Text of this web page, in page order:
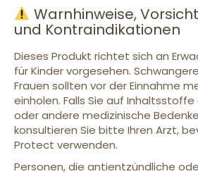
Warnhinweise,
und Kontraindikationen
Dieses Produkt richtet sich an
für Kinder vorgesehen.
Frauen sollten vor der Einnahme
einholen. Falls Sie auf
oder andere medizinische
konsultieren Sie bitte Ihren Arzt,
Protect verwenden.
Personen, die antientzündliche